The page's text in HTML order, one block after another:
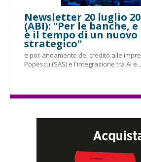
Newsletter 20 luglio
(ABI): "Per le banche,
è il tempo di un nuovo
strategico"
e poi: andamento del credito alle
Popescu (SAS) e l'integrazione tra AI e...